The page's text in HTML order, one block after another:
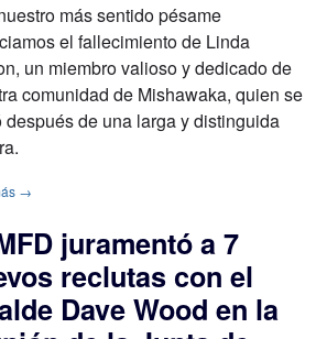
más sentido pésame
el fallecimiento de Linda
un miembro valioso y dedicado de
comunidad de Mishawaka, quien se
después de una larga y distinguida
→
juramentó a 7
reclutas con el
Dave Wood en la